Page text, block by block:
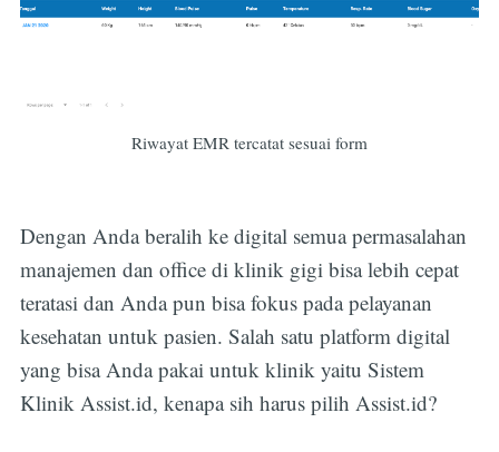
Riwayat EMR tercatat sesuai form
Dengan Anda beralih ke digital semua permasalahan
manajemen dan office di klinik gigi bisa lebih cepat
teratasi dan Anda pun bisa fokus pada pelayanan
kesehatan untuk pasien. Salah satu platform digital
yang bisa Anda pakai untuk klinik yaitu Sistem
Klinik Assist.id, kenapa sih harus pilih Assist.id?